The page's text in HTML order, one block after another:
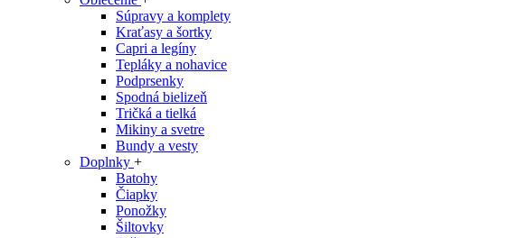
Súpravy a komplety
Kraťasy a šortky
Capri a legíny
Tepláky a nohavice
Podprsenky
Spodná bielizeň
Tričká a tielká
Mikiny a svetre
Bundy a vesty
Doplnky +
Batohy
Čiapky
Ponožky
Šiltovky